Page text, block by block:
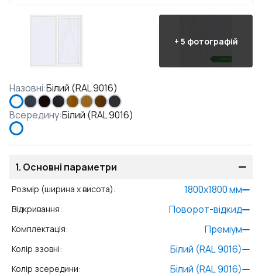
+ 5 фотографій
Назовні:Білий (RAL 9016)
Всередину:Білий (RAL 9016)
1. Основні параметри
Розмір (ширина x висота): 1800x1800мм
Відкривання: Поворот-відкид
Комплектація: Преміум
Колір ззовні: Білий (RAL 9016)
Колір зсередини: Білий (RAL 9016)